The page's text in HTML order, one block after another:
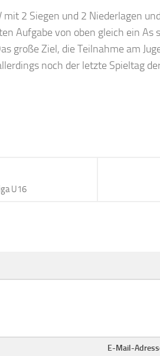
mit 2 Siegen und 2 Niederlagen
Aufgabe von oben gleich ein As
große Ziel, die Teilnahme am
noch der letzte Spieltag
U16
E-Mail-